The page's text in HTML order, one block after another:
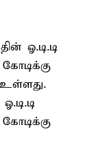
ஓ.டி.டி
உள்ளது.